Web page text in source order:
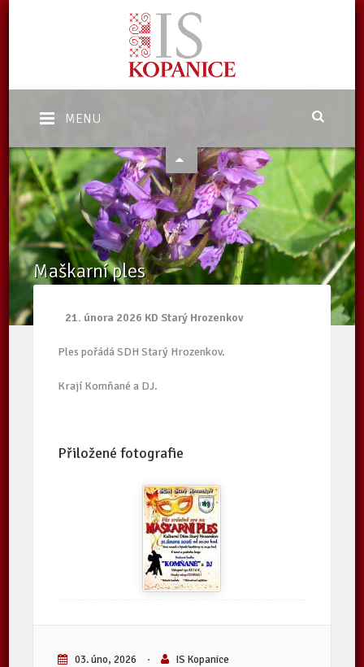
MENU
Maškarní ples
21. února 2026 KD Starý Hrozenkov
Ples pořádá SDH Starý Hrozenkov.
Krají Komňané a DJ.
Přiložené fotografie
03. úno, 2026 · IS Kopanice